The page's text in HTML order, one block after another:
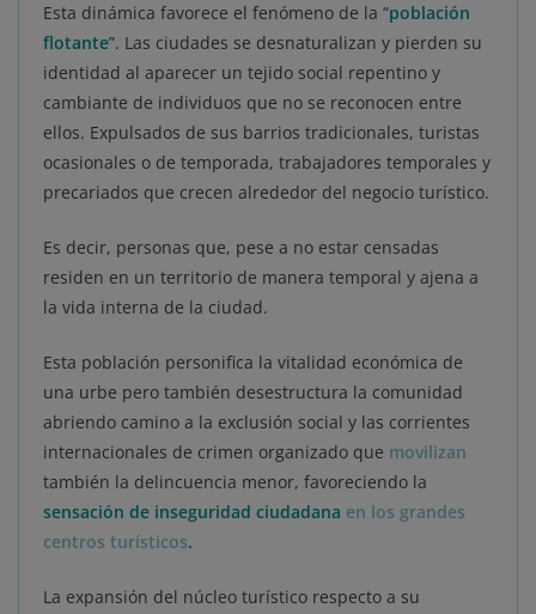
Esta dinámica favorece el fenómeno de la “población
flotante”. Las ciudades se desnaturalizan y pierden su
identidad al aparecer un tejido social repentino y
cambiante de individuos que no se reconocen entre
ellos. Expulsados de sus barrios tradicionales, turistas
ocasionales o de temporada, trabajadores temporales y
precariados que crecen alrededor del negocio turístico.
Es decir, personas que, pese a no estar censadas
residen en un territorio de manera temporal y ajena a
la vida interna de la ciudad.
Esta población personifica la vitalidad económica de
una urbe pero también desestructura la comunidad
abriendo camino a la exclusión social y las corrientes
internacionales de crimen organizado que movilizan
también la delincuencia menor, favoreciendo la
sensación de inseguridad ciudadana en los grandes
centros turísticos.
La expansión del núcleo turístico respecto a su